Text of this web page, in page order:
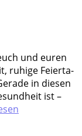
und euren
ruhi­ge Fei­er­ta­
in die­sen
ist –